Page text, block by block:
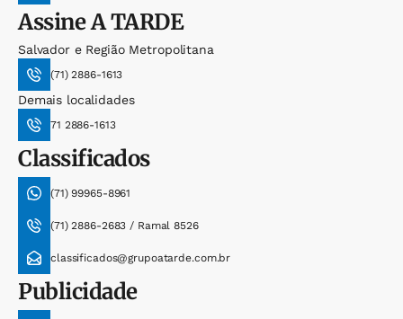
AssineA TARDE
Salvador e Região Metropolitana
(71) 2886-1613
Demais localidades
71 2886-1613
Classificados
(71) 99965-8961
(71) 2886-2683 / Ramal 8526
classificados@grupoatarde.com.br
Publicidade